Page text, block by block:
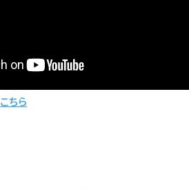
こちら